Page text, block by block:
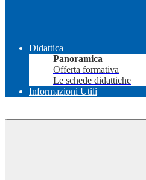
Didattica
Panoramica
Offerta formativa
Le schede didattiche
Informazioni Utili